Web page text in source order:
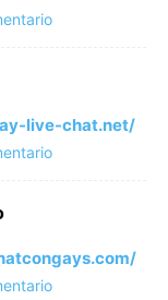
live-chat.net/